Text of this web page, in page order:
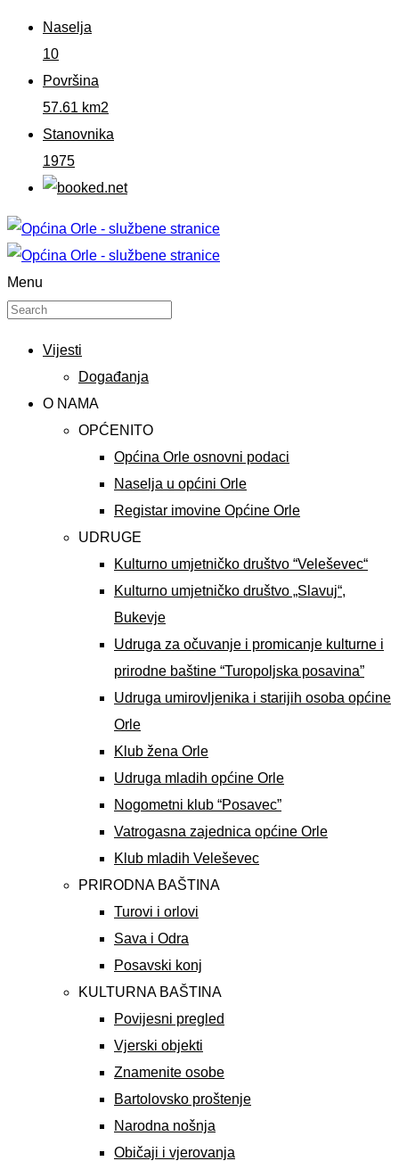
Naselja
10
Površina
57.61 km2
Stanovnika
1975
Menu
Vijesti
Događanja
O NAMA
OPĆENITO
Općina Orle osnovni podaci
Naselja u općini Orle
Registar imovine Općine Orle
UDRUGE
Kulturno umjetničko društvo “Veleševec“
Kulturno umjetničko društvo „Slavuj“,
Bukevje
Udruga za očuvanje i promicanje kulturne i
prirodne baštine “Turopoljska posavina”
Udruga umirovljenika i starijih osoba općine
Orle
Klub žena Orle
Udruga mladih općine Orle
Nogometni klub “Posavec”
Vatrogasna zajednica općine Orle
Klub mladih Veleševec
PRIRODNA BAŠTINA
Turovi i orlovi
Sava i Odra
Posavski konj
KULTURNA BAŠTINA
Povijesni pregled
Vjerski objekti
Znamenite osobe
Bartolovsko proštenje
Narodna nošnja
Običaji i vjerovanja